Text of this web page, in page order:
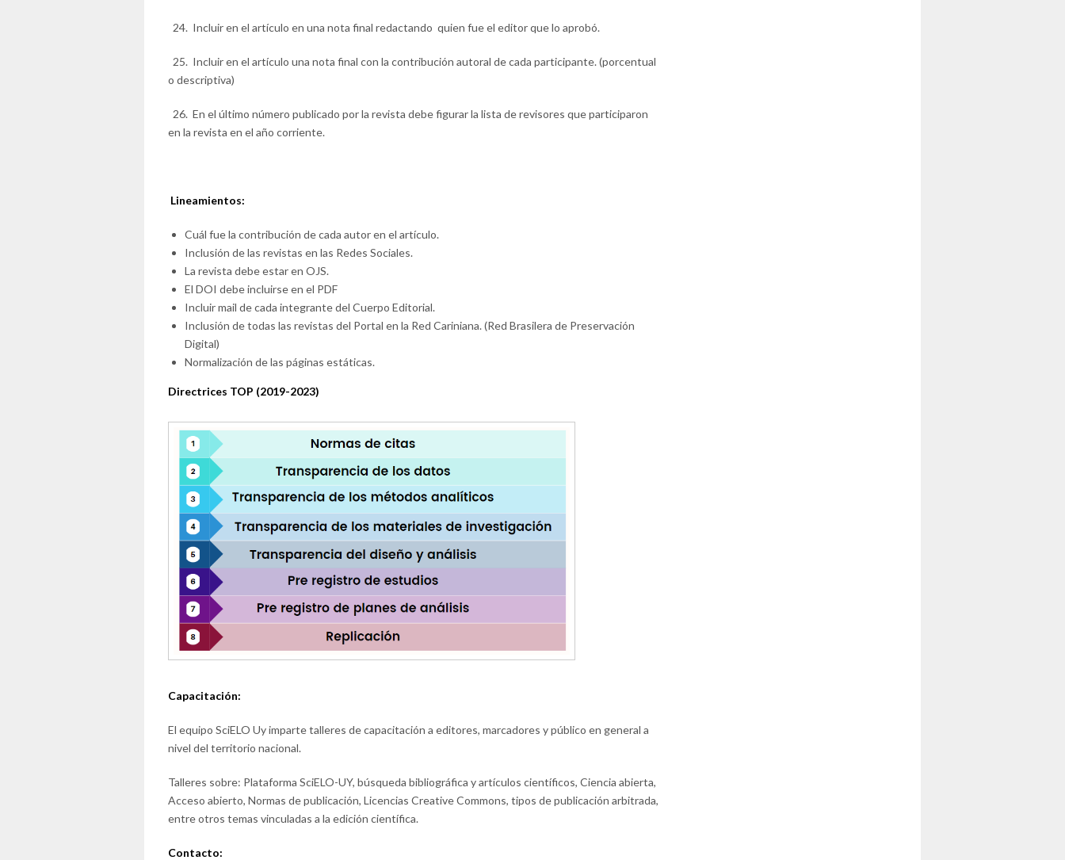
24. Incluir en el artículo en una nota final redactando quien fue el editor que lo aprobó.
25. Incluir en el artículo una nota final con la contribución autoral de cada participante. (porcentual
o descriptiva)
26. En el último número publicado por la revista debe figurar la lista de revisores que participaron
en la revista en el año corriente.
Lineamientos:
Cuál fue la contribución de cada autor en el artículo.
Inclusión de las revistas en las Redes Sociales.
La revista debe estar en OJS.
El DOI debe incluirse en el PDF
Incluir mail de cada integrante del Cuerpo Editorial.
Inclusión de todas las revistas del Portal en la Red Cariniana. (Red Brasilera de Preservación
Digital)
Normalización de las páginas estáticas.
Directrices TOP (2019-2023)
Capacitación:
El equipo SciELO Uy imparte talleres de capacitación a editores, marcadores y público en general a
nivel del territorio nacional.
Talleres sobre: Plataforma SciELO-UY, búsqueda bibliográfica y artículos científicos, Ciencia abierta,
Acceso abierto, Normas de publicación, Licencias Creative Commons, tipos de publicación arbitrada,
entre otros temas vinculadas a la edición científica.
Contacto: